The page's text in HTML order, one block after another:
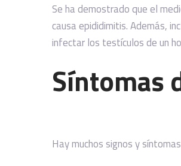
Se ha demostrado que el
causa epididimitis. Además,
infectar los testículos de un
Síntomas
Hay muchos signos y